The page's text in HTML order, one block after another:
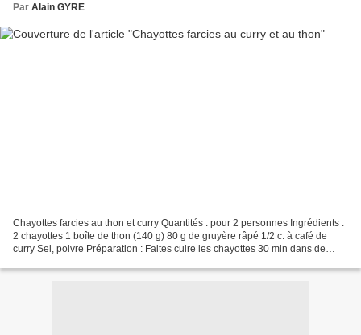
Par Alain GYRE
Chayottes farcies au thon et curry Quantités : pour 2 personnes Ingrédients :
2 chayottes 1 boîte de thon (140 g) 80 g de gruyère râpé 1/2 c. à café de
curry Sel, poivre Préparation : Faites cuire les chayottes 30 min dans de